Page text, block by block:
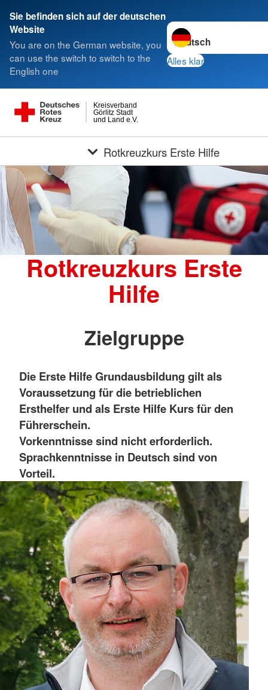
Sie befinden sich auf der deutschen
Website
You are on the German website, you
can use the switch to switch to the
English one
Sprache wechseln zu
Alles klar
und Land e.V.
Görlitz Stadt
Kreisverband
Rotkreuzkurs Erste Hilfe
Rotkreuzkurs Erste
Hilfe
Zielgruppe
Die Erste Hilfe Grundausbildung gilt als
Voraussetzung für die betrieblichen
Ersthelfer und als Erste Hilfe Kurs für den
Führerschein.
Vorkenntnisse sind nicht erforderlich.
Sprachkenntnisse in Deutsch sind von
Vorteil.